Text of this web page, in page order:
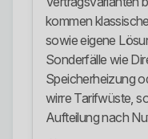
kommen
sowie eigene
Sonderfälle wie
Speicherheizung
wirre Tarifwüste,
Aufteilung nach